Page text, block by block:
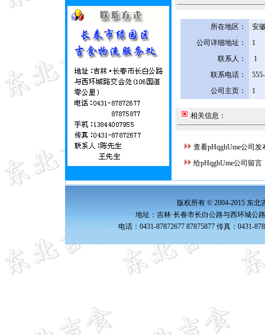
所在地区：
安
公司详细地址：
1
联系人：
1
联系电话：
公司主页：
1
相关信息：
查看pHqghUme公司发
给pHqghUme公司留言
版权所有 © 2004-2015 东北
地址：吉林·长春市长白公路与西环城公
电话：0431-87872677 87875877 传真：0431-